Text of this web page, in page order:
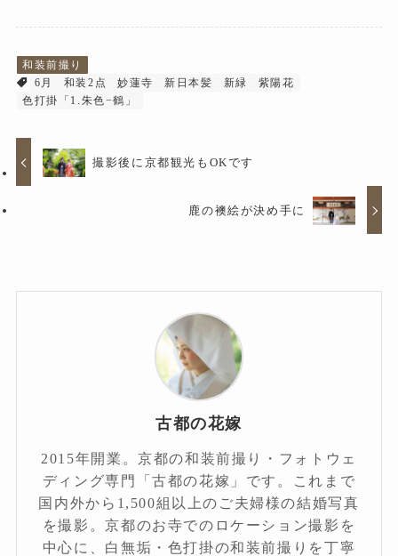
和装前撮り
6月
和装2点 妙蓮寺 新日本髪 新緑
紫陽花
色打掛「1.朱色−鶴」
撮影後に京都観光もOKです
鹿の襖絵が決め手に
古都の花嫁
2015年開業。京都の和装前撮り・フォトウェ
ディング専門「古都の花嫁」です。これまで
国内外から1,500組以上のご夫婦様の結婚写真
を撮影。京都のお寺でのロケーション撮影を
中心に、白無垢・色打掛の和装前撮りを丁寧